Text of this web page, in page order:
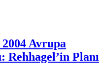
2004 Avrupa
Rehhagel’in Planı